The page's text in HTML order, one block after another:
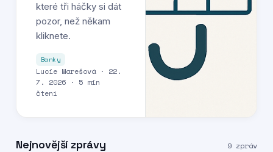
které tři háčky si dát
pozor, než někam
kliknete.
Banky
Lucie Marešová · 22.
7. 2026 · 5 min
čtení
Nejnovější zprávy 9 zpráv